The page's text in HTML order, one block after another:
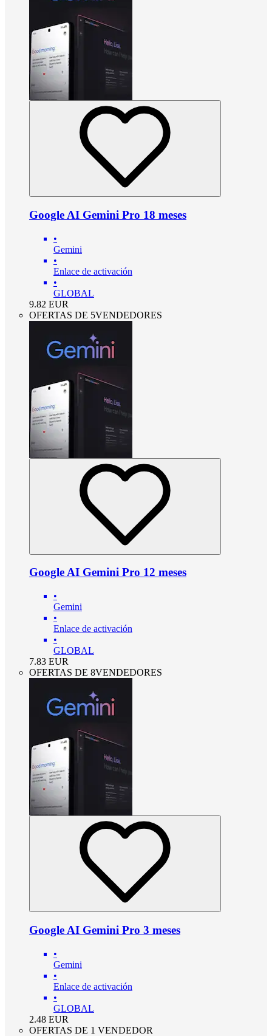
Google AI Gemini Pro 18 meses
•
Gemini
•
Enlace de activación
•
GLOBAL
9.82 EUR
OFERTAS DE 5VENDEDORES
Google AI Gemini Pro 12 meses
•
Gemini
•
Enlace de activación
•
GLOBAL
7.83 EUR
OFERTAS DE 8VENDEDORES
Google AI Gemini Pro 3 meses
•
Gemini
•
Enlace de activación
•
GLOBAL
2.48 EUR
OFERTAS DE 1 VENDEDOR